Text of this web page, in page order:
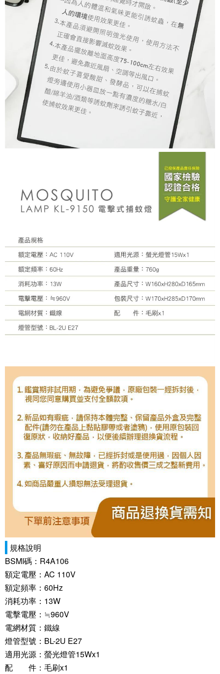
規格說明
BSMI碼：R4A106
額定電壓：AC 110V
額定頻率：60Hz
消耗功率：13W
電擊電壓：≒960V
電網材質：鐵線
燈管型號：BL-2U E27
適用光源：螢光燈管15Wx1
配 件：毛刷x1